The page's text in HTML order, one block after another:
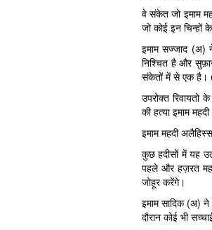
वे संकेत जो इमाम
जो कोई इन चिन्हों
इमाम सज्जाद (अ)
निश्चित है और
संकेतों में से एक है।
उपरोक्त रिवायतो
की हत्या इमाम
इमाम महदी
कुछ हदीसों में यह
पहले और हज़रत
जोहूर करेंगे।
इमाम सादिक (अ)
दौरान कोई भी